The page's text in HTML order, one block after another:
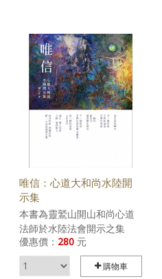
生藉由諸佛菩薩的加被、聽
經聞法與供養齋食的力量，
往生善趣，實現冥陽兩界的
和諧。
唯信：心道大和尚水陸開
示集
本書為靈鷲山開山和尚心道
法師於水陸法會開示之集
結， 於此書可以知道心道法
師在梁皇壇、內壇、先修法
會， 以及對志工歷年來的開
優惠價： 280 元
購物車